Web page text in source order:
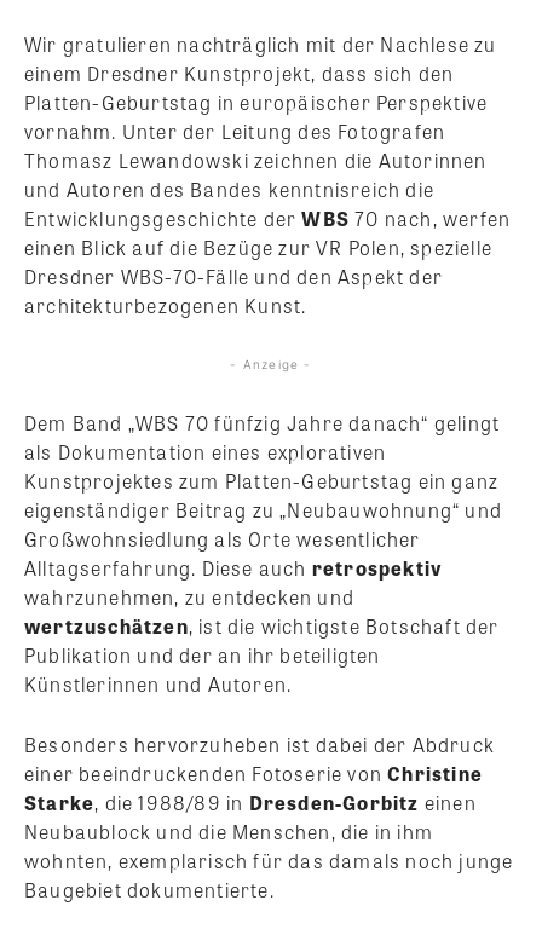
Wir gratulieren nachträglich mit der Nachlese zu
einem Dresdner Kunstprojekt, dass sich den
Platten-Geburtstag in europäischer Perspektive
vornahm. Unter der Leitung des Fotografen
Thomasz Lewandowski zeichnen die Autorinnen
und Autoren des Bandes kenntnisreich die
Entwicklungsgeschichte derWBS70 nach, werfen
einen Blick auf die Bezüge zur VR Polen, spezielle
Dresdner WBS-70-Fälle und den Aspekt der
architekturbezogenen Kunst.
- Anzeige -
Dem Band „WBS 70 fünfzig Jahre danach“ gelingt
als Dokumentation eines explorativen
Kunstprojektes zum Platten-Geburtstag ein ganz
eigenständiger Beitrag zu „Neubauwohnung“ und
Großwohnsiedlung als Orte wesentlicher
Alltagserfahrung. Diese auch retrospektiv
wahrzunehmen, zu entdecken und
wertzuschätzen, ist die wichtigste Botschaft der
Publikation und der an ihr beteiligten
Künstlerinnen und Autoren.
Besonders hervorzuheben ist dabei der Abdruck
einer beeindruckenden Fotoserie vonChristine
Starke, die 1988/89 in Dresden-Gorbitz einen
Neubaublock und die Menschen, die in ihm
wohnten, exemplarisch für das damals noch junge
Baugebiet dokumentierte.